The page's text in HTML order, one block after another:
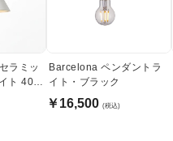
ラミッ
ト 40W
Barcelona ペンダントラ
イト・ブラック
￥16,500 (税込)